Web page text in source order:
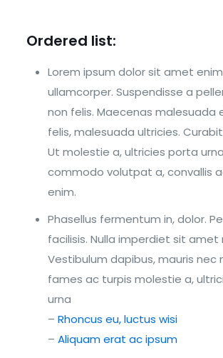
Ordered list:
Lorem ipsum dolor sit amet
ullamcorper. Suspendisse a
non felis. Maecenas malesuada
felis, malesuada ultricies.
Ut molestie a, ultricies porta
commodo volutpat a, convallis
enim.
Phasellus fermentum in, dolor.
facilisis. Nulla imperdiet sit amet
Vestibulum dapibus, mauris nec
fames ac turpis molestie a,
urna
– Rhoncus eu, luctus wisi
– Aliquam erat ac ipsum